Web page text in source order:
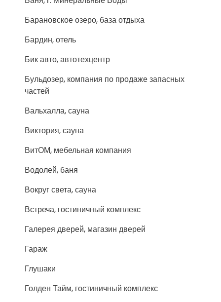
Барановское озеро, база отдыха
Бардин, отель
Бик авто, автотехцентр
Бульдозер, компания по продаже запасных
частей
Вальхалла, сауна
Виктория, сауна
ВитОМ, мебельная компания
Водолей, баня
Вокруг света, сауна
Встреча, гостиничный комплекс
Галерея дверей, магазин дверей
Гараж
Глушаки
Голден Тайм, гостиничный комплекс